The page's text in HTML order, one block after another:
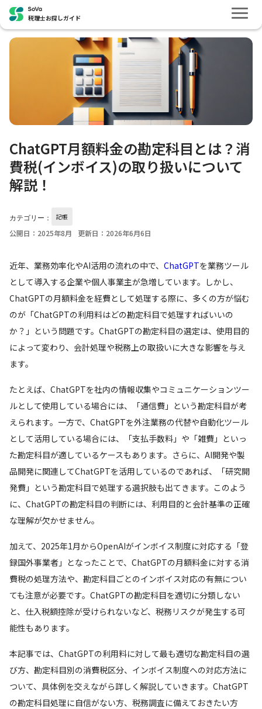
税理士お探しガイド
ChatGPT月額料金の勘定科目とは？消
費税(インボイス)の取り扱いについて
解説！
カテゴリー： 記帳
公開日：2025年8月 更新日：2026年6月6日
近年、業務効率化やAI活用の流れの中で、 ChatGPTを業務ツール
として導入する企業や個人事業主が急増しています。しかし、
ChatGPTの月額料金を経費として処理する際に、多くの方が悩む
のが「ChatGPTの利用料はどの勘定科目で処理すればいいの
か？」という問題です。ChatGPTの勘定科目の選定は、使用目的
によって変わり、会計処理や税務上の取扱いに大きな影響を与え
ます。
たとえば、ChatGPTを社内の情報収集やコミュニケーションツー
ルとして使用している場合には、「通信費」という勘定科目が考
えられます。一方で、ChatGPTを外注業務の代替や自動化ツール
として活用している場合には、「支払手数料」や「雑費」といっ
た勘定科目が適しているケースもあります。さらに、AI開発や製
品開発に関連してChatGPTを活用しているのであれば、「研究開
発費」という勘定科目で処理する選択肢も出てきます。このよう
に、ChatGPTの勘定科目の判断には、利用目的と会計基準の正確
な理解が欠かせません。
加えて、2025年1月からOpenAIがインボイス制度に対応する「登
録国外事業者」となったことで、ChatGPTの月額料金に対する消
費税の処理方法や、勘定科目ごとのインボイス対応の有無につい
ても注意が必要です。ChatGPTの勘定科目を適切に分類しない
と、仕入税額控除が受けられないなど、税務リスクが発生する可
能性もあります。
本記事では、ChatGPTの利用料に対して最も適切な勘定科目の選
び方、勘定科目別の消費税区分、インボイス制度への対応方法に
ついて、具体例を交えながら詳しく解説していきます。ChatGPT
の勘定科目処理に自信がない方、税務調査に備えておきたい方